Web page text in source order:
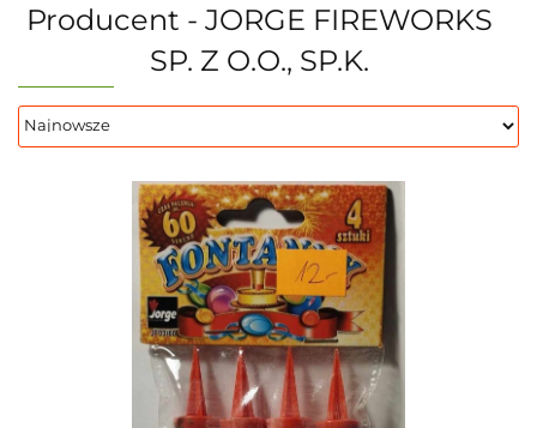
Producent - JORGE FIREWORKS
SP. Z O.O., SP.K.